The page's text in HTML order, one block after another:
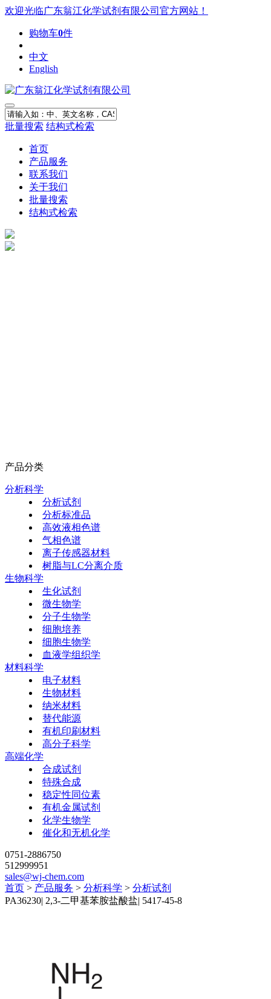
欢迎光临广东翁江化学试剂有限公司官方网站！
购物车0件
中文
English
批量搜索 结构式检索
首页
产品服务
联系我们
关于我们
批量搜索
结构式检索
产品分类
分析科学
分析试剂
分析标准品
高效液相色谱
气相色谱
离子传感器材料
树脂与LC分离介质
生物科学
生化试剂
微生物学
分子生物学
细胞培养
细胞生物学
血液学组织学
材料科学
电子材料
生物材料
纳米材料
替代能源
有机印刷材料
高分子科学
高端化学
合成试剂
特殊合成
稳定性同位素
有机金属试剂
化学生物学
催化和无机化学
0751-2886750
512999951
sales@wj-chem.com
首页 > 产品服务 > 分析科学 > 分析试剂
PA36230| 2,3-二甲基苯胺盐酸盐| 5417-45-8